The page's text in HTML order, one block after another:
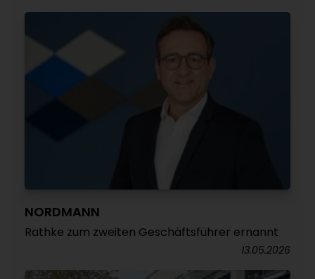
NORDMANN
Rathke zum zweiten Geschäftsführer ernannt
13.05.2026